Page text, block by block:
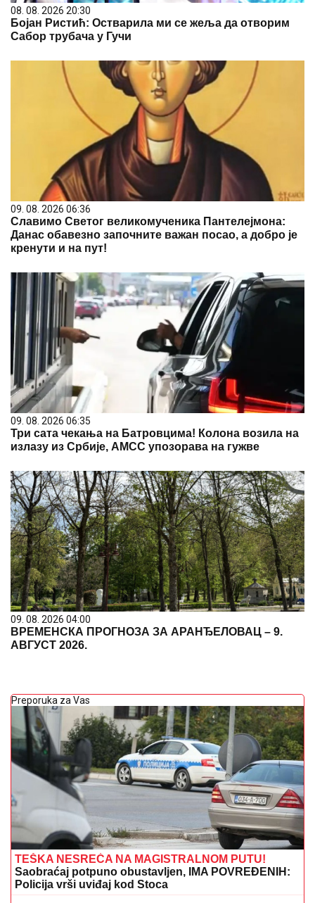
08. 08. 2026 20:30
Бојан Ристић: Остварила ми се жеља да отворим
Сабор трубача у Гучи
09. 08. 2026 06:36
Славимо Светог великомученика Пантелејмона:
Данас обавезно започните важан посао, а добро је
кренути и на пут!
09. 08. 2026 06:35
Три сата чекања на Батровцима! Колона возила на
излазу из Србије, АМСС упозорава на гужве
09. 08. 2026 04:00
ВРЕМЕНСКА ПРОГНОЗА ЗА АРАНЂЕЛОВАЦ – 9.
АВГУСТ 2026.
Preporuka za Vas
TEŠKA NESREĆA NA MAGISTRALNOM PUTU!
Saobraćaj potpuno obustavljen, IMA POVREĐENIH:
Policija vrši uviđaj kod Stoca